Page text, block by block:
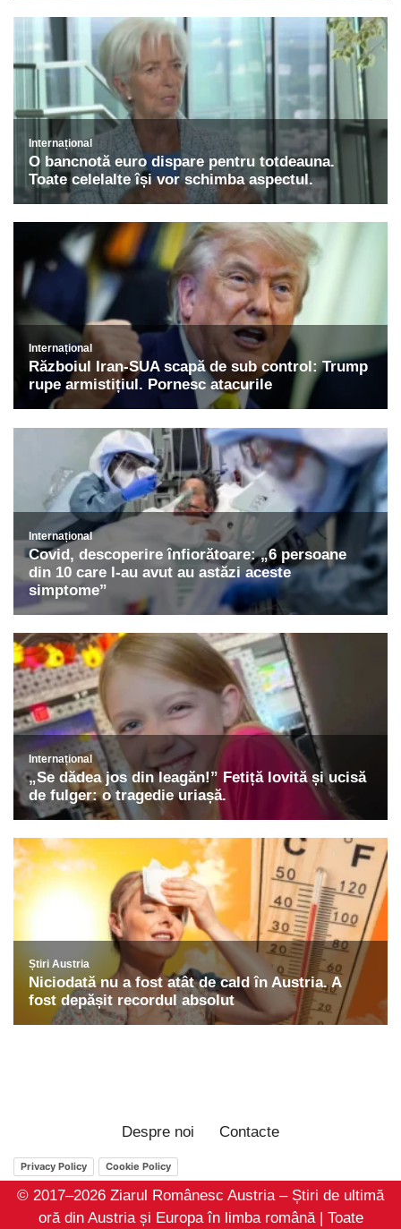
Despre noi Contacte
Privacy Policy Cookie Policy
© 2017–2026 Ziarul Românesc Austria – Știri de ultimă
oră din Austria și Europa în limba română | Toate